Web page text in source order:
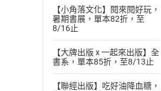
【小角落文化】閱來閱好玩，
暑期書展，單本82折，至
8/16止
【大牌出版 x 一起來出版】全
書系，單本85折，至8/13止
【聯經出版】吃好油降血糖，